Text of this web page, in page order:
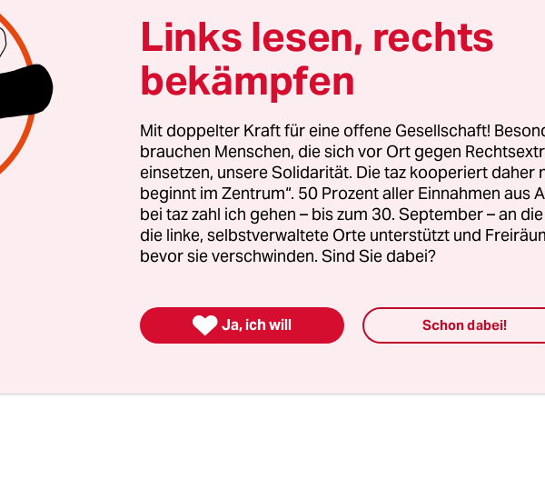
Düsseldorf erschienen, zur Verhandlung über den
in Solingen 1993
. Fragt man Prozessbeteiligte nach
so kommen beinahe alle auf den 41. Prozess­tag zu
ist der Tag, an dem Mevlüde Genç gehört wurde.
in der Nacht vom 29. Mai 1993 zwei Töchter, eine Nichte
verlor: Gürsün Ince, Hatice Genç, Gülüstan
Genç und Saime Genç waren im Schlaf von den
worden. Vier Neonazis hatten das Feuer im
der Unteren Wernerstraße in Solingen gelegt. Die
dem Fenster. Auch Gençs Sohn Bekir, damals 15, hatte sich
einem Fenster des Hauses gestürzt. Er überlebte schwer
Links lesen, rechts
bekämpfen
Mit doppelter Kraft für eine offene Gesellschaft!
brauchen Menschen, die sich vor Ort gegen
einsetzen, unsere Solidarität. Die taz kooperiert daher
beginnt im Zentrum“. 50 Prozent aller Einnahmen aus
bei taz zahl ich gehen – bis zum 30. September – an
die linke, selbstverwaltete Orte unterstützt und
bevor sie verschwinden. Sind Sie dabei?
 Ja, ich will Schon dabei!